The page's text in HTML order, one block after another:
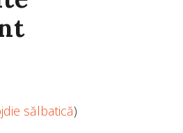
sălbatică)